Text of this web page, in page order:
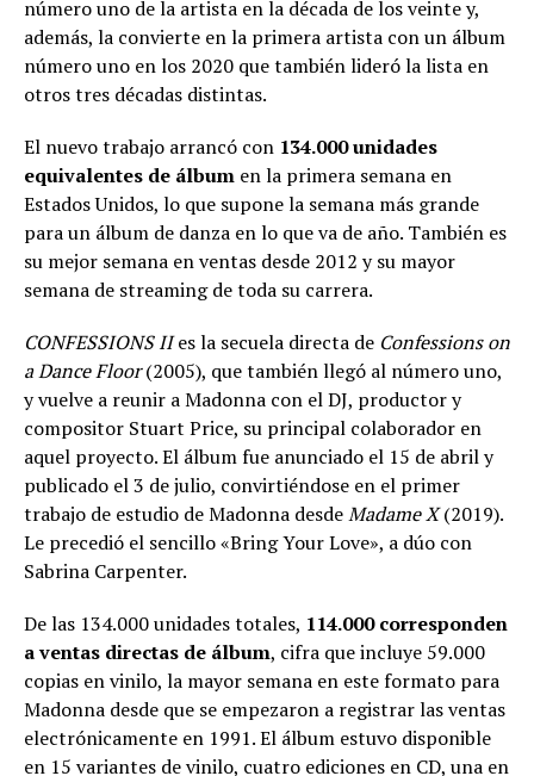
número uno de la artista en la década de los veinte y,
además, la convierte en la primera artista con un álbum
número uno en los 2020 que también lideró la lista en
otros tres décadas distintas.
El nuevo trabajo arrancó con 134.000 unidades
equivalentes de álbum en la primera semana en
Estados Unidos, lo que supone la semana más grande
para un álbum de danza en lo que va de año. También es
su mejor semana en ventas desde 2012 y su mayor
semana de streaming de toda su carrera.
CONFESSIONS IIes la secuela directa de Confessions on
a Dance Floor(2005), que también llegó al número uno,
y vuelve a reunir a Madonna con el DJ, productor y
compositor Stuart Price, su principal colaborador en
aquel proyecto. El álbum fue anunciado el 15 de abril y
publicado el 3 de julio, convirtiéndose en el primer
trabajo de estudio de Madonna desdeMadame X(2019).
Le precedió el sencillo «Bring Your Love», a dúo con
Sabrina Carpenter.
De las 134.000 unidades totales, 114.000 corresponden
a ventas directas de álbum, cifra que incluye 59.000
copias en vinilo, la mayor semana en este formato para
Madonna desde que se empezaron a registrar las ventas
electrónicamente en 1991. El álbum estuvo disponible
en 15 variantes de vinilo, cuatro ediciones en CD, una en